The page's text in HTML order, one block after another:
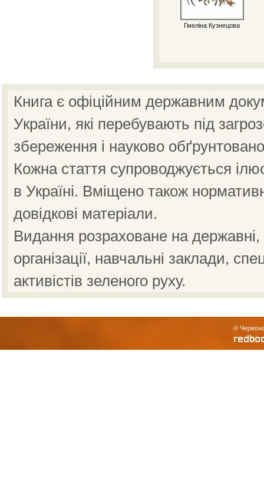
Гмеліна Кузнецова
Книга є офіційним державним
України, які перебувають під
збереження і науково
Кожна стаття супроводжується
в Україні. Вміщено також
довідкові матеріали.
Видання розраховане на державні,
організації, навчальні заклади,
активістів зеленого руху.
©